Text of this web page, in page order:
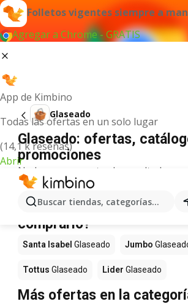
Folletos vigentes siempre a
Agregar a Chrome - GRATIS
App de Kimbino
Todas las ofertas en un solo lugar
(14,1 k reseñas)
Abrir
Buscar tiendas, categorías,
Glaseado
Glaseado: ofertas,
promociones
No hemos encontrado resultados
término.
Glaseado en oferta -
comprarlo?
Santa Isabel Glaseado Jumbo
Tottus Glaseado Lider Glaseado
Más ofertas en la